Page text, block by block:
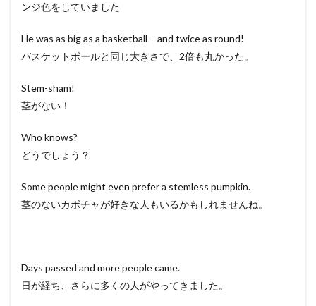
ンジ色をしていました
He was as big as a basketball – and twice as round!
バスケットボールと同じ大きさで、2倍も丸かった。
Stem-sham!
茎がない！
Who knows?
どうでしょう？
Some people might even prefer a stemless pumpkin.
茎のないカボチャが好きな人もいるかもしれませんね。
Days passed and more people came.
日が経ち、さらに多くの人がやってきました。